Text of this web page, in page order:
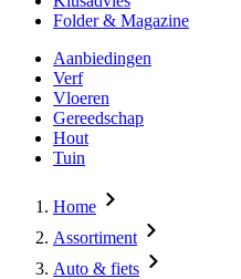
Folder & Magazine
Aanbiedingen
Verf
Vloeren
Gereedschap
Hout
Tuin
Home
Assortiment
Auto & fiets